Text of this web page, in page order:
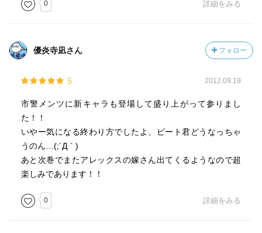
0 詳細をみる
優炎寺凪さん フォロー
5 2012.09.19
市警メンツに新キャラも登場して盛り上がって参りまし
た！！
いやー気になる終わり方でしたよ、ピート君どうなっちゃ
うのん…(;´Д｀)
あと次巻でまたアレックスの嫁さん出てくるようなので超
楽しみであります！！
0 詳細をみる